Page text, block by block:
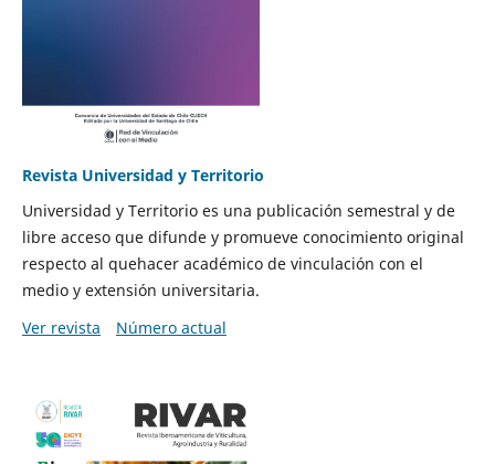
Revista Universidad y Territorio
Universidad y Territorio es una publicación semestral y de
libre acceso que difunde y promueve conocimiento original
respecto al quehacer académico de vinculación con el
medio y extensión universitaria.
Ver revista
Número actual